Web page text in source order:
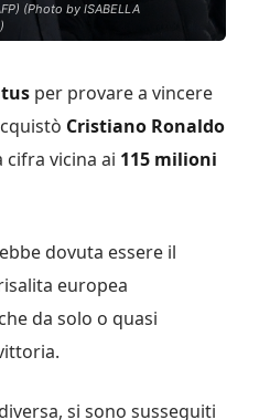
(Photo by ISABELLA
per provare a vincere
Cristiano Ronaldo
cifra vicina ai 115 milioni
dovuta essere il
europea
da solo o quasi
si sono susseguiti